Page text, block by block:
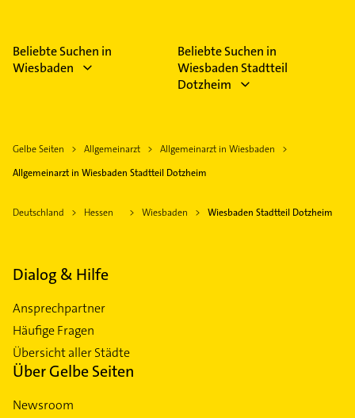
Beliebte Suchen in
Wiesbaden
Beliebte Suchen in
Wiesbaden Stadtteil
Dotzheim
Gelbe Seiten Allgemeinarzt
Allgemeinarzt in Wiesbaden
Allgemeinarzt in Wiesbaden Stadtteil Dotzheim
Deutschland Hessen Wiesbaden Wiesbaden Stadtteil Dotzheim
Dialog & Hilfe
Ansprechpartner
Häufige Fragen
Übersicht aller Städte
Über Gelbe Seiten
Newsroom